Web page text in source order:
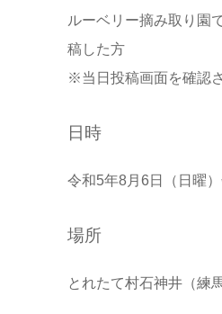
ルーベリー摘み取り園
稿した方
※当日投稿画面を確認
日時
令和5年8月6日（日曜
場所
とれたて村石神井（練